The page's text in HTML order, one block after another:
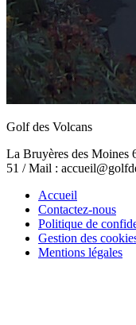
Golf des Volcans
La Bruyères des Moines
51 / Mail :
Accueil
Contactez-nous
Politique de
Gestion des
Mentions légales